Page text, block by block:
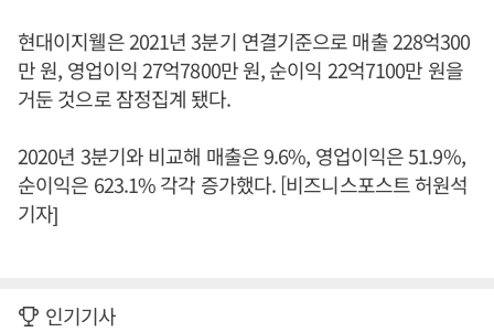
현대이지웰은 2021년 3분기 연결기준으로 매출 228억300
만 원, 영업이익 27억7800만 원, 순이익 22억7100만 원을
거둔 것으로 잠정집계 됐다.
2020년 3분기와 비교해 매출은 9.6%, 영업이익은 51.9%,
순이익은 623.1% 각각 증가했다. [비즈니스포스트 허원석
기자]
인기기사